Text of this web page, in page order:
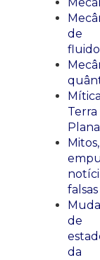
de
Terra
Plana
Mitos,
falsas
de
da